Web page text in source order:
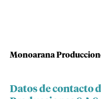
Monoarana
Datos de contacto